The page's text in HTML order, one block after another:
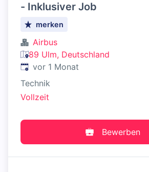
- Inklusiver Job
merken
Airbus
89 Ulm, Deutschland
Veröffentlicht:
vor 1 Monat
Technik
Vollzeit
Bewerben